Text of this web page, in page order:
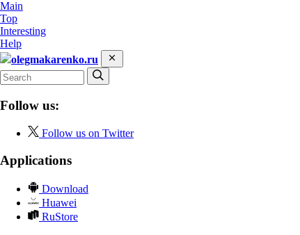
Main
Top
Interesting
Help
olegmakarenko.ru
Follow us:
Follow us on Twitter
Applications
Download
Huawei
RuStore